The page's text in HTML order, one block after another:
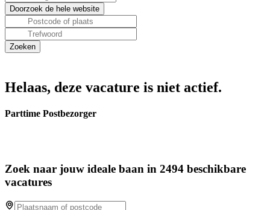
Helaas, deze vacature is niet actief.
Parttime Postbezorger
Zoek naar jouw ideale baan in 2494 beschikbare
vacatures